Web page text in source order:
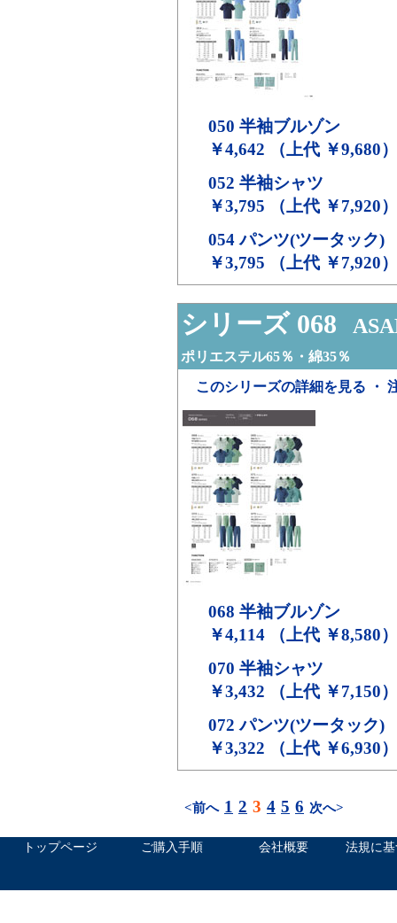
050 半袖ブルゾン
￥4,642 （上代 ￥9,680）
052 半袖シャツ
￥3,795 （上代 ￥7,920）
054パンツ(ツータック)
￥3,795 （上代 ￥7,920）
シリーズ 068
ポリエステル65％・綿35％
このシリーズの詳細を見る ・
068 半袖ブルゾン
￥4,114 （上代 ￥8,580）
070 半袖シャツ
￥3,432 （上代 ￥7,150）
072 パンツ(ツータック)
￥3,322 （上代 ￥6,930）
<前へ 1 2 3 4 5 6 次へ>
トップページ ご購入手順 会社概要 法規に